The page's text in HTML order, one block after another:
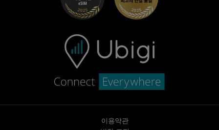
이용약관